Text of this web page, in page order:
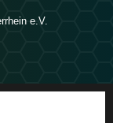
e.V.